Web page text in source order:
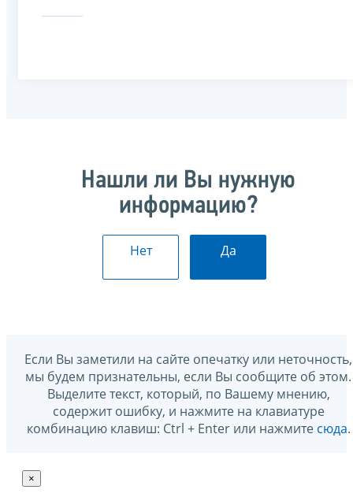
Нашли ли Вы нужную
информацию?
Нет Да
Если Вы заметили на сайте опечатку или неточность,
мы будем признательны, если Вы сообщите об этом.
Выделите текст, который, по Вашему мнению,
содержит ошибку, и нажмите на клавиатуре
комбинацию клавиш: Ctrl + Enter или нажмите сюда.
×